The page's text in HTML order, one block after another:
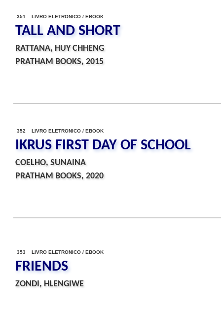
351 LIVRO ELETRONICO / EBOOK
TALL AND SHORT
RATTANA, HUY CHHENG
PRATHAM BOOKS, 2015
352 LIVRO ELETRONICO / EBOOK
IKRUS FIRST DAY OF SCHOOL
COELHO, SUNAINA
PRATHAM BOOKS, 2020
353 LIVRO ELETRONICO / EBOOK
FRIENDS
ZONDI, HLENGIWE